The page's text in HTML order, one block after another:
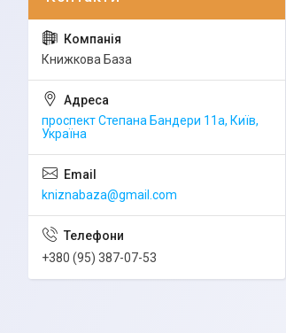
Книжкова База
проспект Степана Бандери 11а, Київ,
Україна
kniznabaza@gmail.com
+380 (95) 387-07-53